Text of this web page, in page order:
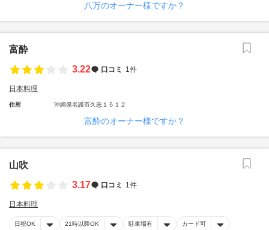
八万のオーナー様ですか？
富酔
3.22
口コミ 1件
日本料理
住所 沖縄県名護市久志１５１２
富酔のオーナー様ですか？
山吹
3.17
口コミ 1件
日本料理
日祝OK 21時以降OK 駐車場有 カード可